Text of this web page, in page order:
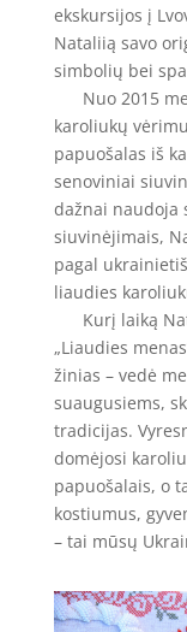
ekskursijos į
Nataliią savo
simbolių bei
Nuo 2015
karoliukų
papuošalas iš
senoviniai
dažnai naudoja
siuvinėjimais,
pagal
liaudies
Kurį laiką
„Liaudies
žinias – vedė
suaugusiems,
tradicijas.
domėjosi
papuošalais, o
kostiumus,
– tai mūsų